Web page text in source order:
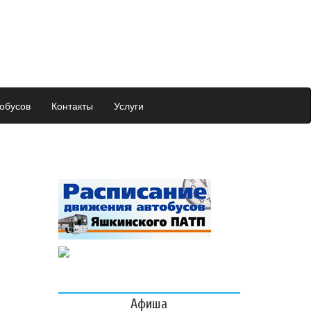
Контакты Услуги
Афиша